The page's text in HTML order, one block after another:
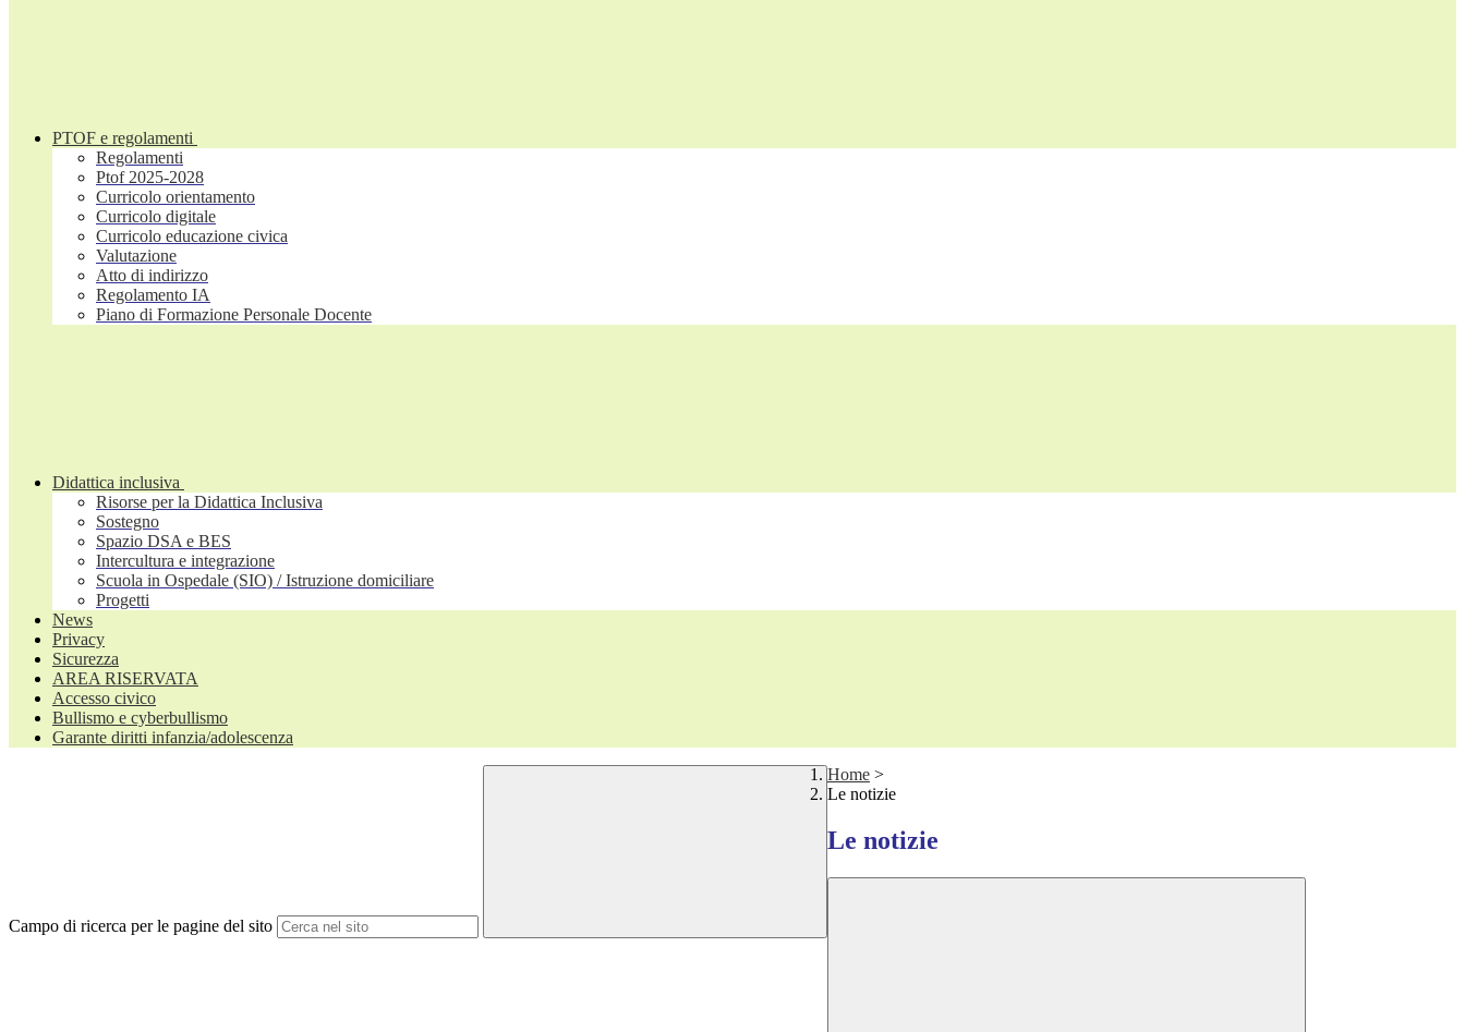
PTOF e regolamenti
Regolamenti
Ptof 2025-2028
Curricolo orientamento
Curricolo digitale
Curricolo educazione civica
Valutazione
Atto di indirizzo
Regolamento IA
Piano di Formazione Personale Docente
Didattica inclusiva
Risorse per la Didattica Inclusiva
Sostegno
Spazio DSA e BES
Intercultura e integrazione
Scuola in Ospedale (SIO) / Istruzione domiciliare
Progetti
News
Privacy
Sicurezza
AREA RISERVATA
Accesso civico
Bullismo e cyberbullismo
Garante diritti infanzia/adolescenza
Campo di ricerca per le pagine del sito
Home >
Le notizie
Le notizie